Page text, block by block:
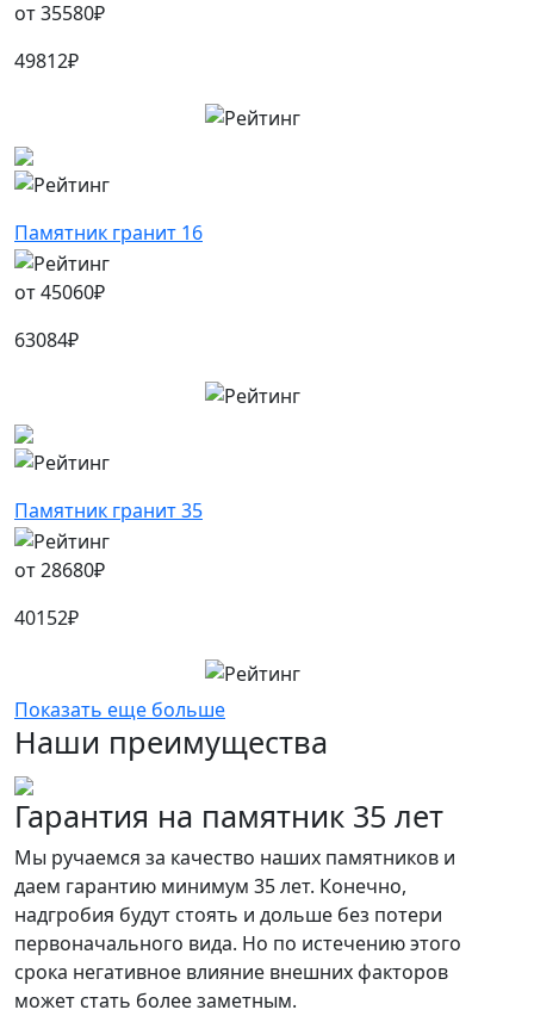
от35580₽
49812₽
Памятник гранит 16
от45060₽
63084₽
Памятник гранит 35
от28680₽
40152₽
Показать еще больше
Наши преимущества
Гарантия на памятник 35 лет
Мы ручаемся за качество наших памятников и
даем гарантию минимум 35 лет. Конечно,
надгробия будут стоять и дольше без потери
первоначального вида. Но по истечению этого
срока негативное влияние внешних факторов
может стать более заметным.